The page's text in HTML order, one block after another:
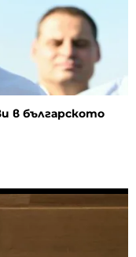
в българското